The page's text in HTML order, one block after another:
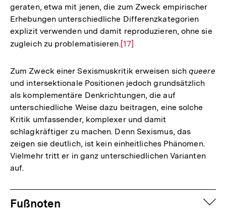
geraten, etwa mit jenen, die zum Zweck empirischer
Erhebungen unterschiedliche Differenzkategorien
explizit verwenden und damit reproduzieren, ohne sie
zugleich zu problematisieren.Zur
der
Fußnote
[17]
Zum Zweck einer Sexismuskritik erweisen sichqueere
und intersektionale Positionen jedoch grundsätzlich
als komplementäre Denkrichtungen, die auf
unterschiedliche Weise dazu beitragen, eine solche
Kritik umfassender, komplexer und damit
schlagkräftiger zu machen. Denn Sexismus, das
zeigen sie deutlich, ist kein einheitliches Phänomen.
Vielmehr tritt er in ganz unterschiedlichen Varianten
auf.
Fussnoten
Fußnoten